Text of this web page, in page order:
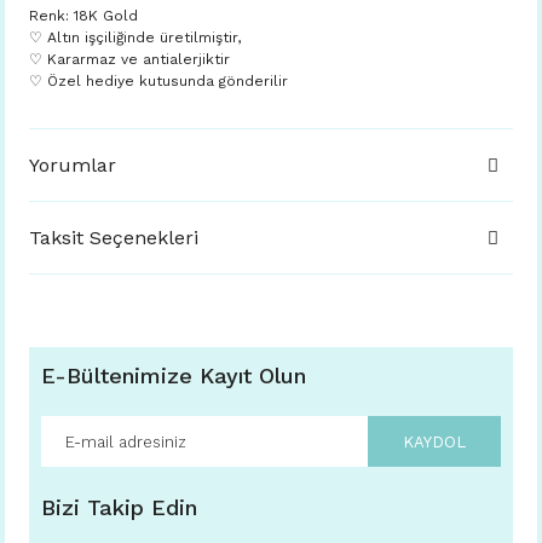
Renk: 18K Gold
♡ Altın işçiliğinde üretilmiştir,
♡ Kararmaz ve antialerjiktir
♡ Özel hediye kutusunda gönderilir
Yorumlar
Taksit Seçenekleri
E-Bültenimize Kayıt Olun
KAYDOL
Bizi Takip Edin